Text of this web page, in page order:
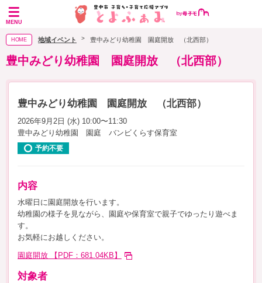
MENU
HOME 地域イベント 豊中みどり幼稚園 園庭開放 （北西部）
豊中みどり幼稚園 園庭開放 （北西部）
豊中みどり幼稚園 園庭開放 （北西部）
2026年9月2日 (水) 10:00〜11:30
豊中みどり幼稚園 園庭 バンビくらす保育室
予約不要
内容
水曜日に園庭開放を行います。
幼稚園の様子を見ながら、園庭や保育室で親子でゆったり遊べま
す。
お気軽にお越しください。
園庭開放 【PDF：681.04KB】
対象者